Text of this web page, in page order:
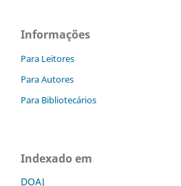
Informações
Para Leitores
Para Autores
Para Bibliotecários
Indexado em
DOAJ